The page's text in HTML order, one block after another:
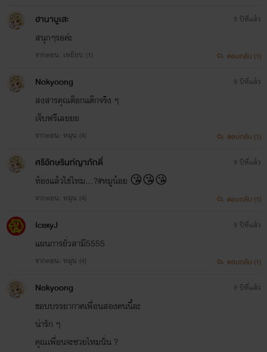
ฮานาบูเสะ
สนุกๆรอค่ะ
จากตอน: เหยียบ (1)
9 ปีที่แล้ว
ตอบกลับ (1)
Nokyoong
สงสารคุณต๊อกแต๊กจริง ๆ
เจ็บฟรีเลยยย
จากตอน: หมุน (4)
9 ปีที่แล้ว
ตอบกลับ (1)
ศรีอักษรินท์ญาภักดิ์
ท้องแล้วใช่ไหม...?#หมูน้อย 😘😘😘
จากตอน: หมุน (4)
9 ปีที่แล้ว
ตอบกลับ (1)
IcexyJ
แผนการยั่วสามี5555
จากตอน: หมุน (4)
9 ปีที่แล้ว
ตอบกลับ (1)
Nokyoong
ชอบบรรยากาศเพื่อนสองคนนี้อะ
น่ารัก ๆ
คุณเพื่อนจะซวยไหมนั่น ?
9 ปีที่แล้ว